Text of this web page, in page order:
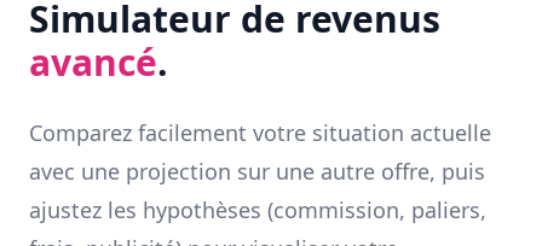
Simulateur de revenus
avancé.
Comparez facilement votre situation actuelle
avec une projection sur une autre offre, puis
ajustez les hypothèses (commission, paliers,